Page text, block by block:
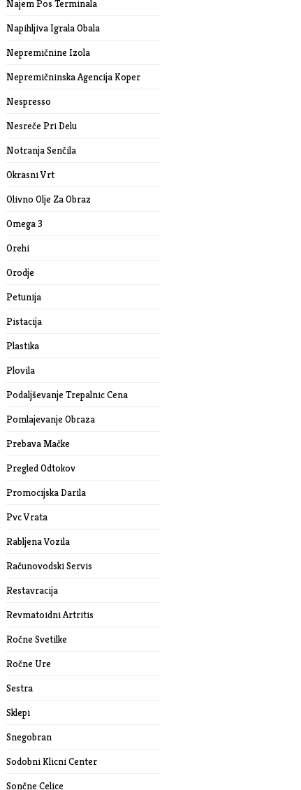
Najem Pos Terminala
Napihljiva Igrala Obala
Nepremičnine Izola
Nepremičninska Agencija Koper
Nespresso
Nesreče Pri Delu
Notranja Senčila
Okrasni Vrt
Olivno Olje Za Obraz
Omega 3
Orehi
Orodje
Petunija
Pistacija
Plastika
Plovila
Podaljševanje Trepalnic Cena
Pomlajevanje Obraza
Prebava Mačke
Pregled Odtokov
Promocijska Darila
Pvc Vrata
Rabljena Vozila
Računovodski Servis
Restavracija
Revmatoidni Artritis
Ročne Svetilke
Ročne Ure
Sestra
Sklepi
Snegobran
Sodobni Klicni Center
Sončne Celice